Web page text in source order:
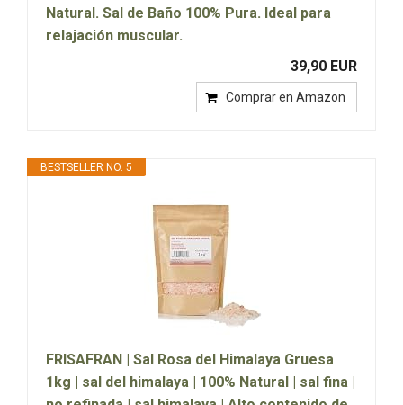
Natural. Sal de Baño 100% Pura. Ideal para
relajación muscular.
39,90 EUR
Comprar en Amazon
BESTSELLER NO. 5
FRISAFRAN | Sal Rosa del Himalaya Gruesa
1kg | sal del himalaya | 100% Natural | sal fina |